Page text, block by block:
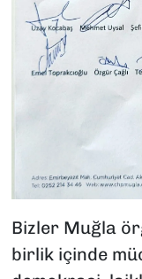
Bizler Muğla
birlik içinde